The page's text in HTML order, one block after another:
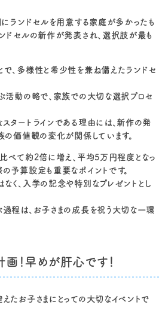
ランドセルを用意する家庭が多かったも
ドセルの新作が発表され、選択肢が最も
で、多様性と希少性を兼ね備えたランドセ
活動の略で、家族での大切な選択プロセ
タートラインである理由には、新作の発
の価値観の変化が関係しています。
べて約2倍に増え、平均5万円程度となっ
予算設定も重要なポイントです。
く、入学の記念や特別なプレゼントとし
程は、お子さまの成長を祝う大切な一環
！早めが肝心です！
たお子さまにとっての大切なイベントで